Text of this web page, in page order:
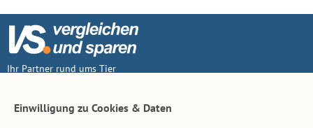
Ihr Partner rund ums Tier
Einwilligung zu Cookies & Daten